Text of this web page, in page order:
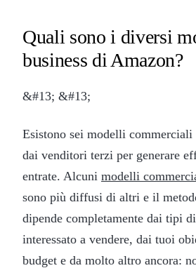
Quali sono i diversi
business di Amazon?
&#13; &#13;
Esistono sei modelli
dai venditori terzi per generare
entrate. Alcuni modelli
sono più diffusi di altri e il
dipende completamente dai tipi
interessato a vendere, dai tuoi
budget e da molto altro ancora: